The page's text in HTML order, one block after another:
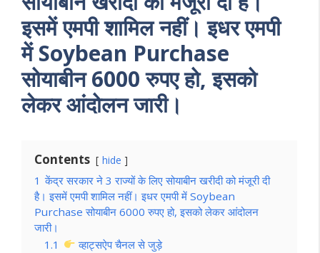
इसमें एमपी शामिल नहीं। इधर एमपी
में Soybean Purchase
सोयाबीन 6000 रुपए हो, इसको
लेकर आंदोलन जारी।
Contents hide
1 केंद्र सरकार ने 3 राज्यों के लिए सोयाबीन खरीदी को मंजूरी दी
है। इसमें एमपी शामिल नहीं। इधर एमपी में Soybean
Purchase सोयाबीन 6000 रुपए हो, इसको लेकर आंदोलन
जारी।
1.1
व्हाट्सऐप चैनल से जुड़े